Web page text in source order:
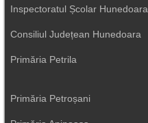
Inspectoratul Școlar Hunedoara
Consiliul Județean Hunedoara
Primăria Petrila
Primăria Petroșani